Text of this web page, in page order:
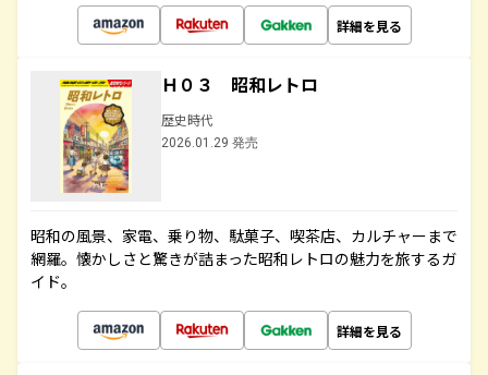
詳細を見る
Ｈ０３ 昭和レトロ
歴史時代
2026.01.29 発売
昭和の風景、家電、乗り物、駄菓子、喫茶店、カルチャーまで
網羅。懐かしさと驚きが詰まった昭和レトロの魅力を旅するガ
イド。
詳細を見る